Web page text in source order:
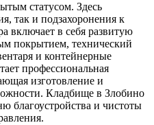
статусом. Здесь
так и подзахоронения к
включает в себя развитую
покрытием, технический
и контейнерные
профессиональная
изготовление и
Кладбище в Злобино
благоустройства и чистоты